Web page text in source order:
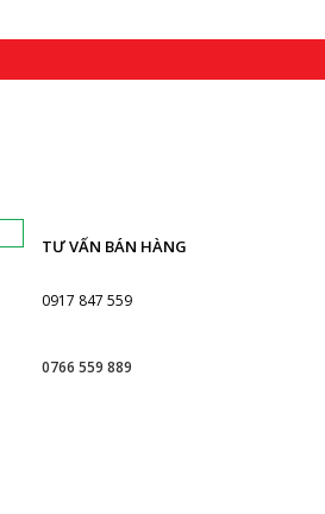
TƯ VẤN BÁN HÀNG
0917 847 559
0766 559 889